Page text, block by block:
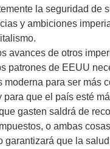
la seguridad de
y ambiciones
avances de otros
patrones de EEUU
moderna para ser más
para que el país esté
gasten saldrá de
o ambas
garantizará que la